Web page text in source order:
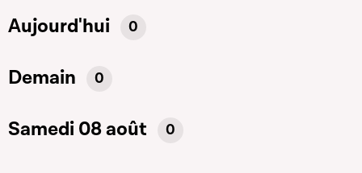
Aujourd'hui 0
Demain 0
Samedi 08 août 0